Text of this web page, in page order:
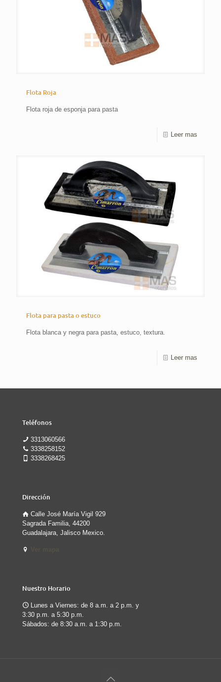
Flota Roja
Flota roja de esponja para pasta
Leer mas
Flota para pasta o estuco
Flota blanca y negra para pasta, estuco, textura.
Leer mas
Teléfonos
3313060566
3338258152
3338268425
Dirección
Calle José María Vigil 929
Sagrada Familia, 44200
Guadalajara, Jalisco Mexico.
Nuestro Horario
Lunes a Viernes: de 8 a.m. a 2 p.m. y
3:30 p.m. a 5:30 p.m.
Sábados: de 8:30 a.m. a 1:30 p.m.